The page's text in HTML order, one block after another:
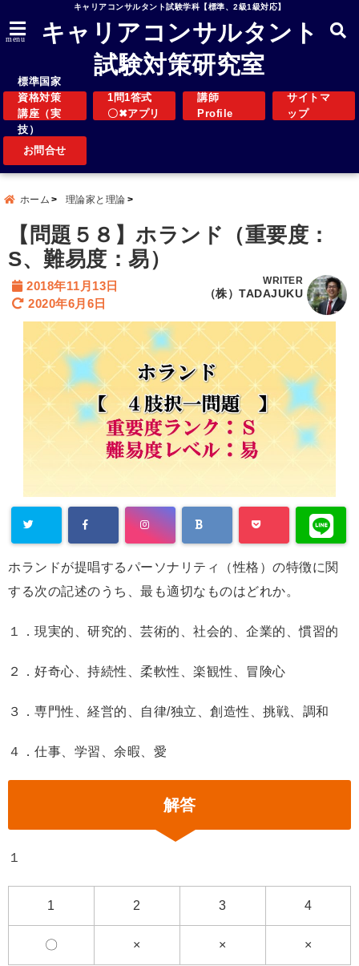
キャリアコンサルタント試験学科【標準、2級1級対応】
menu
キャリアコンサルタント
試験対策研究室
標準国家
資格対策
講座（実
技）
1問1答式
〇✖アプリ
講師
Profile
サイトマ
ップ
お問合せ
ホーム 理論家と理論
【問題５８】ホランド（重要度：
S、難易度：易）
2018年11月13日
2020年6月6日
WRITER
（株）TADAJUKU
ホランドが提唱するパーソナリティ（性格）の特徴に関
する次の記述のうち、最も適切なものはどれか。
１．現実的、研究的、芸術的、社会的、企業的、慣習的
２．好奇心、持続性、柔軟性、楽観性、冒険心
３．専門性、経営的、自律/独立、創造性、挑戦、調和
４．仕事、学習、余暇、愛
解答
１
1 2 3 4
〇 × × ×